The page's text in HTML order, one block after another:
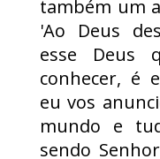
também um
'Ao Deus
esse Deus
conhecer, é
eu vos
mundo e
sendo